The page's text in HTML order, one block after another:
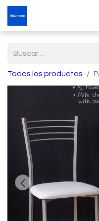
Todos los productos